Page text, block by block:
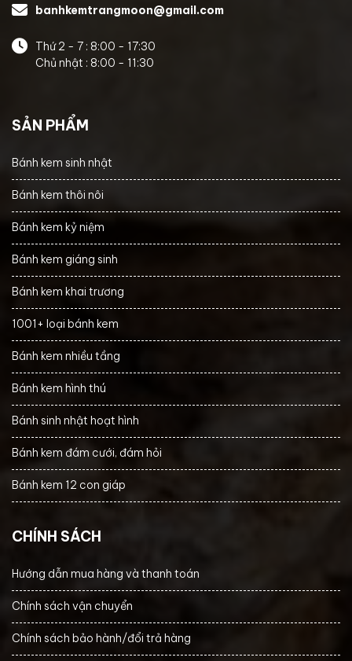
banhkemtrangmoon@gmail.com
Thứ 2 - 7 : 8:00 - 17:30
Chủ nhật : 8:00 - 11:30
SẢN PHẨM
Bánh kem sinh nhật
Bánh kem thôi nôi
Bánh kem kỷ niệm
Bánh kem giáng sinh
Bánh kem khai trương
1001+ loại bánh kem
Bánh kem nhiều tầng
Bánh kem hình thú
Bánh sinh nhật hoạt hình
Bánh kem đám cưới, đám hỏi
Bánh kem 12 con giáp
CHÍNH SÁCH
Hướng dẫn mua hàng và thanh toán
Chính sách vận chuyển
Chính sách bảo hành/đổi trả hàng